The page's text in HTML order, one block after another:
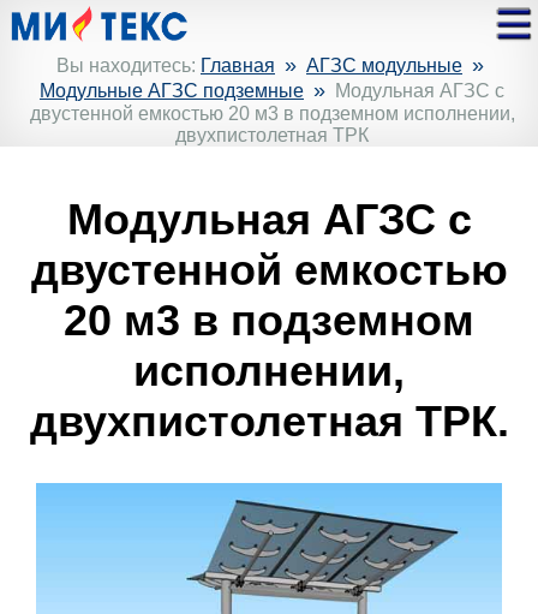
Вы находитесь: Главная » АГЗС модульные »
Модульные АГЗС подземные » Модульная АГЗС с
двустенной емкостью 20 м3 в подземном исполнении,
двухпистолетная ТРК
Модульная АГЗС с
двустенной емкостью
20 м3 в подземном
исполнении,
двухпистолетная ТРК.